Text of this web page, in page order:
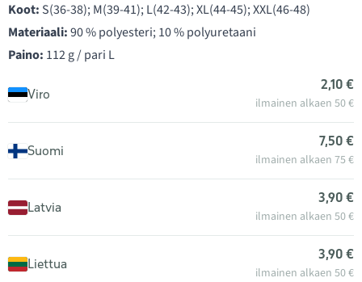
Koot: S(36-38); M(39-41); L(42-43); XL(44-45); XXL(46-48)
Materiaali:90 % polyesteri; 10 % polyuretaani
Paino: 112 g / pari L
Viro
2,10 €
ilmainen alkaen 50 €
Suomi
7,50 €
ilmainen alkaen 75 €
Latvia
3,90 €
ilmainen alkaen 50 €
Liettua
3,90 €
ilmainen alkaen 50 €